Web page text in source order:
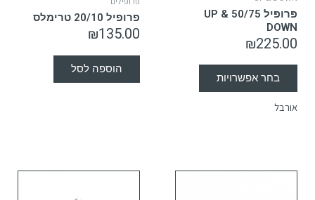
פרופיל 50/75 UP &
DOWN
₪225.00
בחר אפשרויות
אורבל
פרופיל 20/10 טרימלס
₪135.00
הוספה לסל